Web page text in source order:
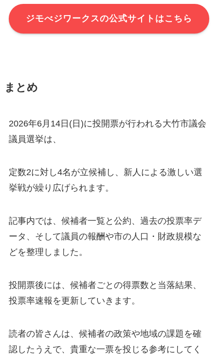
ジモべジワークスの公式サイトはこちら
まとめ
2026年6月14日(日)に投開票が行われる大竹市議会
議員選挙は、
定数2に対し4名が立候補し、新人による激しい選
挙戦が繰り広げられます。
記事内では、候補者一覧と公約、過去の投票率デ
ータ、そして議員の報酬や市の人口・財政規模な
どを整理しました。
投開票後には、候補者ごとの得票数と当落結果、
投票率速報を更新していきます。
読者の皆さんは、候補者の政策や地域の課題を確
認したうえで、貴重な一票を投じる参考にしてく